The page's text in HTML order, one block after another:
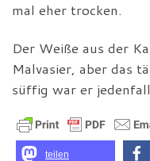
mal eher trocken.
Der Weiße aus der
Malvasier, aber das
süffig war er
teilen